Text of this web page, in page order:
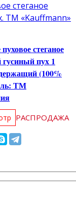
стеганое
пух 1
(100%
ТМ
РАСПРОДАЖА